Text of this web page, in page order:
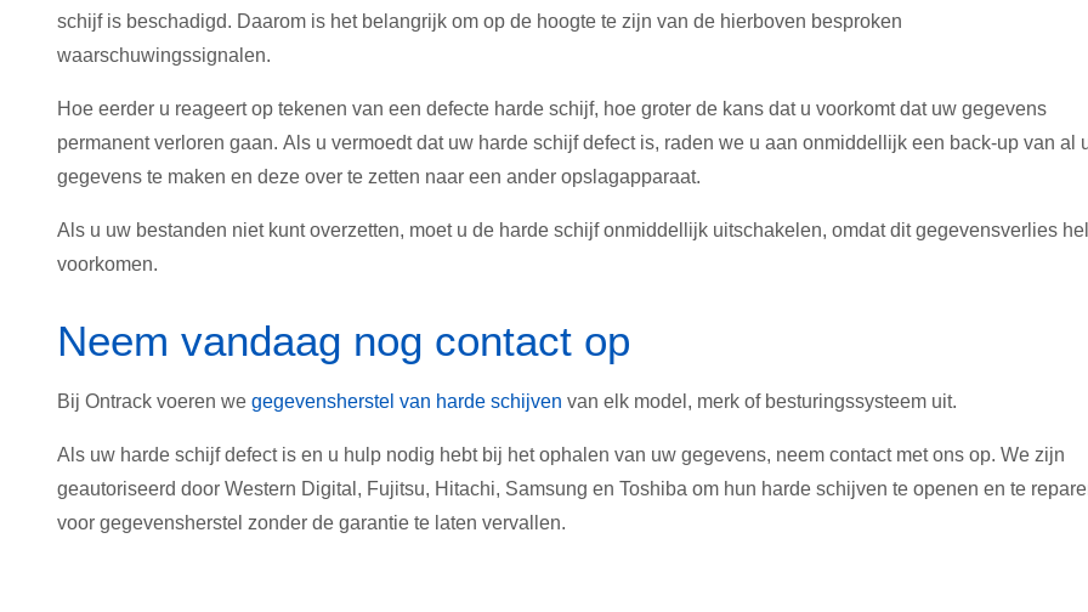
schijf is beschadigd. Daarom is het belangrijk om op de hoogte te zijn van de hierboven besproken
waarschuwingssignalen.
Hoe eerder u reageert op tekenen van een defecte harde schijf, hoe groter de kans dat u voorkomt dat uw gegevens
permanent verloren gaan. Als u vermoedt dat uw harde schijf defect is, raden we u aan onmiddellijk een back-up van al
gegevens te maken en deze over te zetten naar een ander opslagapparaat.
Als u uw bestanden niet kunt overzetten, moet u de harde schijf onmiddellijk uitschakelen, omdat dit gegevensverlies
voorkomen.
Neem vandaag nog contact op
Bij Ontrack voeren we gegevensherstel van harde schijven van elk model, merk of besturingssysteem uit.
Als uw harde schijf defect is en u hulp nodig hebt bij het ophalen van uw gegevens, neem contact met ons op. We zijn
geautoriseerd door Western Digital, Fujitsu, Hitachi, Samsung en Toshiba om hun harde schijven te openen en te
voor gegevensherstel zonder de garantie te laten vervallen.